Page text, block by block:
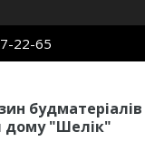
22-65
будматеріалів
дому "Шелік"